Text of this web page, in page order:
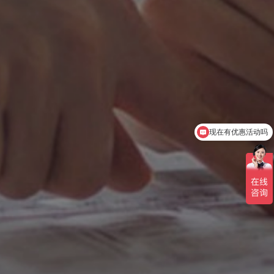
可以介绍下你们的产品么